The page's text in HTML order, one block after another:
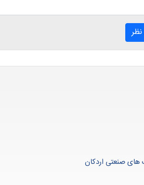
صنعتی اردکان